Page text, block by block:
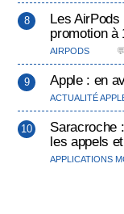
Les
promotion à
AIRPODS
Apple : en
ACTUALITÉ
Saracroche
les appels
APPLICATIONS